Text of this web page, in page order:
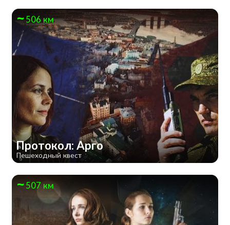
506 км
Протокол: Арго
Пешеходный квест
507 км